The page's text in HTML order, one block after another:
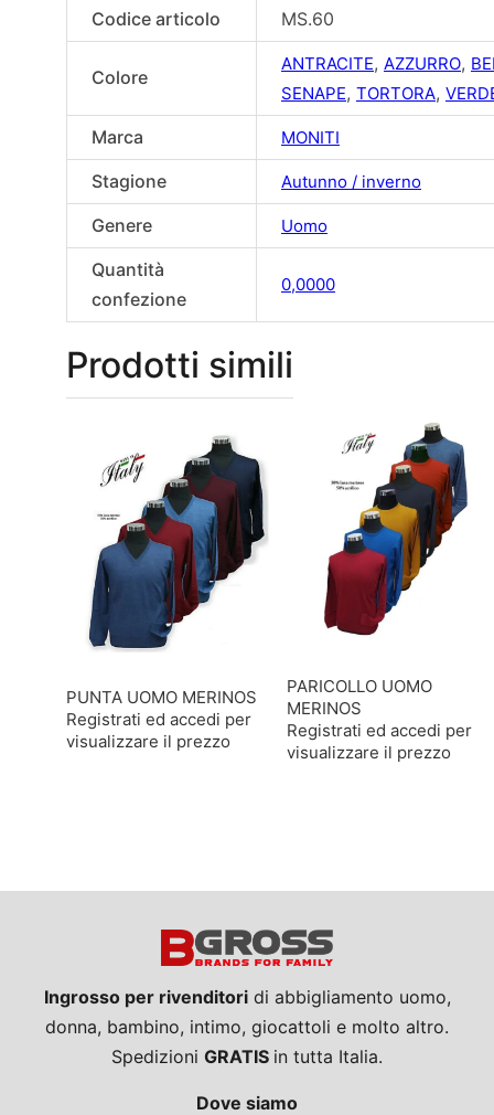
Codice articolo MS.60
Colore
ANTRACITE, AZZURRO,
SENAPE, TORTORA,
Marca MONITI
Stagione Autunno / inverno
Genere Uomo
Quantità
confezione
0,0000
Prodotti simili
PUNTA UOMO MERINOS
Registrati ed accedi per
visualizzare il prezzo
PARICOLLO UOMO
MERINOS
Registrati ed accedi per
visualizzare il prezzo
Ingrosso per rivenditoridi abbigliamento uomo,
donna, bambino, intimo, giocattoli e molto altro.
Spedizioni GRATIS in tutta Italia.
Dove siamo